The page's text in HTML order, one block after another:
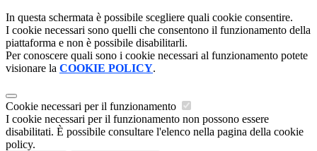
In questa schermata è possibile scegliere quali cookie consentire.
I cookie necessari sono quelli che consentono il funzionamento della
piattaforma e non è possibile disabilitarli.
Per conoscere quali sono i cookie necessari al funzionamento potete
visionare la COOKIE POLICY.
Cookie necessari per il funzionamento
I cookie necessari per il funzionamento non possono essere
disabilitati. È possibile consultare l'elenco nella pagina della cookie
policy.